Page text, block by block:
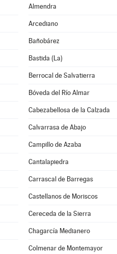
Almendra
Arcediano
Bañobárez
Bastida (La)
Berrocal de Salvatierra
Bóveda del Río Almar
Cabezabellosa de la Calzada
Calvarrasa de Abajo
Campillo de Azaba
Cantalapiedra
Carrascal de Barregas
Castellanos de Moriscos
Cereceda de la Sierra
Chagarcía Medianero
Colmenar de Montemayor